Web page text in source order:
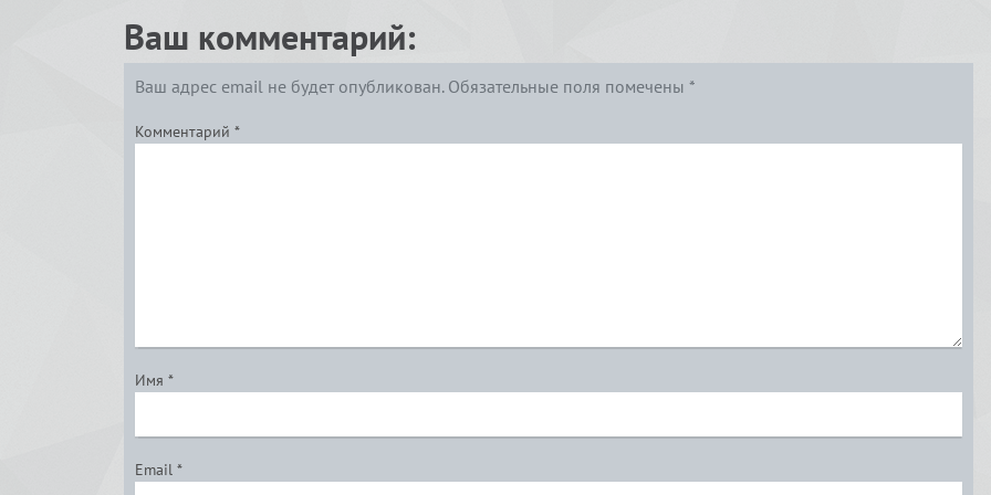
Ваш комментарий:
Ваш адрес email не будет опубликован. Обязательные поля помечены *
Комментарий *
Имя *
Email *